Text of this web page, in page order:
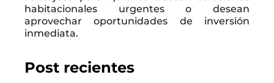
habitacionales urgentes o desean
aprovechar oportunidades de inversión
inmediata.
Post recientes